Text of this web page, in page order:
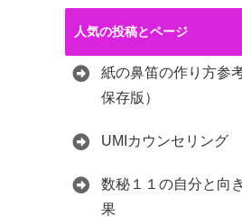
人気の投稿とページ
紙の鼻笛の作り方参
保存版）
UMIカウンセリング
数秘１１の自分と向
果